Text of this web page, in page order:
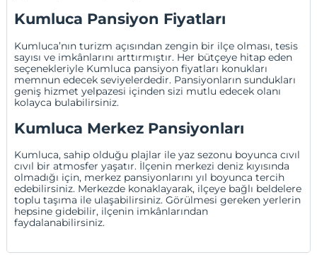
Kumluca Pansiyon Fiyatları
Kumluca’nın turizm açısından zengin bir ilçe olması, tesis
sayısı ve imkânlarını arttırmıştır. Her bütçeye hitap eden
seçenekleriyle Kumluca pansiyon fiyatları konukları
memnun edecek seviyelerdedir. Pansiyonların sundukları
geniş hizmet yelpazesi içinden sizi mutlu edecek olanı
kolayca bulabilirsiniz.
Kumluca Merkez Pansiyonları
Kumluca, sahip olduğu plajlar ile yaz sezonu boyunca cıvıl
cıvıl bir atmosfer yaşatır. İlçenin merkezi deniz kıyısında
olmadığı için, merkez pansiyonlarını yıl boyunca tercih
edebilirsiniz. Merkezde konaklayarak, ilçeye bağlı beldelere
toplu taşıma ile ulaşabilirsiniz. Görülmesi gereken yerlerin
hepsine gidebilir, ilçenin imkânlarından
faydalanabilirsiniz.